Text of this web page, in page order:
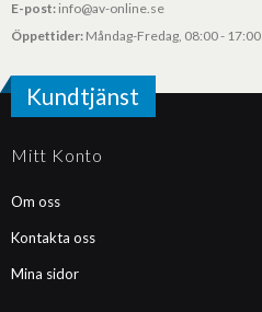
E-post: info@av-online.se
Öppettider: Måndag-Fredag, 08:00 - 17:00
Kundtjänst
Mitt Konto
Om oss
Kontakta oss
Mina sidor